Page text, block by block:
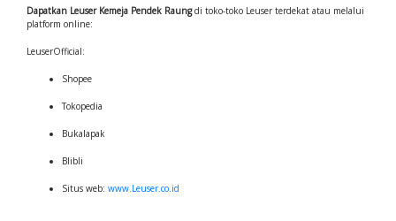
Dapatkan Leuser Kemeja Pendek Raungdi toko-toko Leuser terdekat atau melalui
platform online:
LeuserOfficial:
Shopee
Tokopedia
Bukalapak
Blibli
Situs web: www.Leuser.co.id